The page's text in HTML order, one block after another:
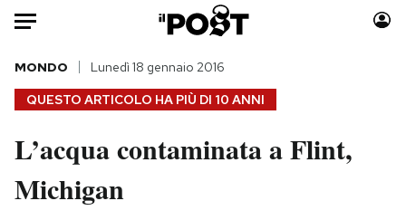
Auto
HOME
Italia
Politica
Moda
QUESTO ARTICOLO HA PIÙ DI 10 ANNI
MONDO Lunedì 18 gennaio 2016
L’acqua contaminata a Flint,
Michigan